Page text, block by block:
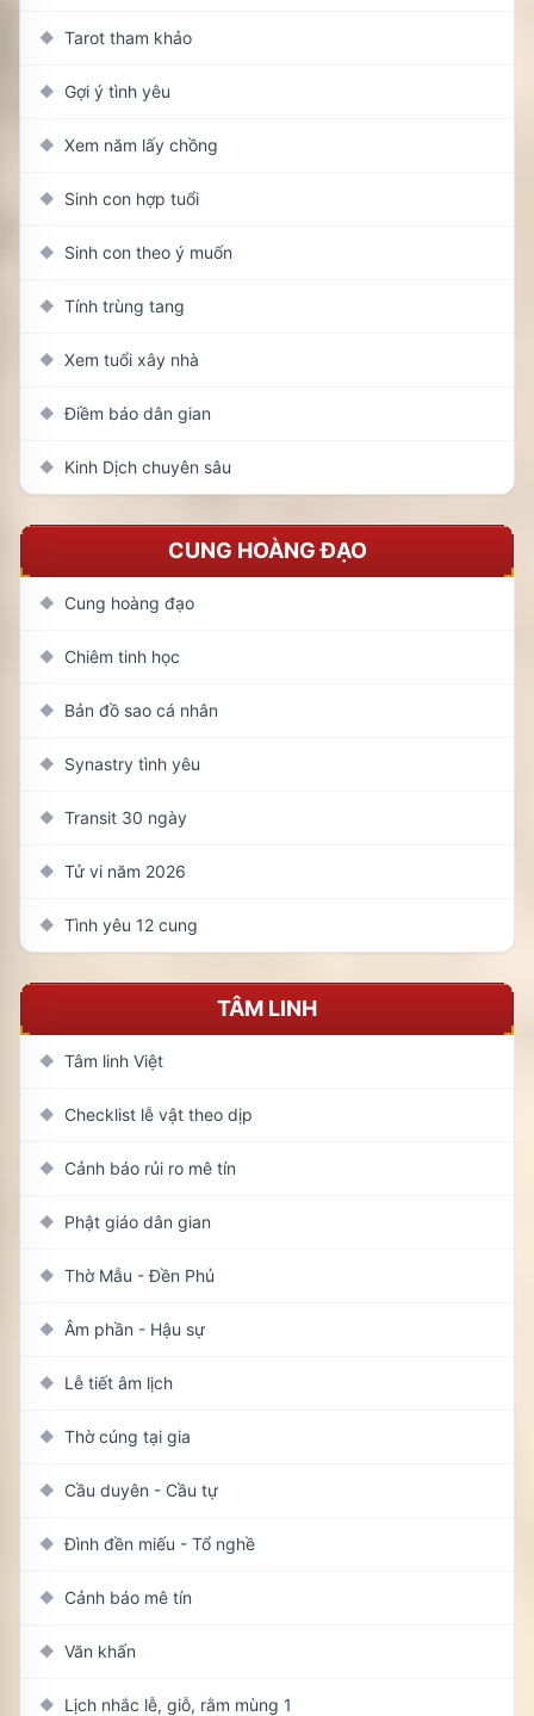
◆ Tarot tham khảo
◆ Gợi ý tình yêu
◆ Xem năm lấy chồng
◆ Sinh con hợp tuổi
◆ Sinh con theo ý muốn
◆ Tính trùng tang
◆ Xem tuổi xây nhà
◆ Điềm báo dân gian
◆ Kinh Dịch chuyên sâu
CUNG HOÀNG ĐẠO
◆ Cung hoàng đạo
◆ Chiêm tinh học
◆ Bản đồ sao cá nhân
◆ Synastry tình yêu
◆ Transit 30 ngày
◆ Tử vi năm 2026
◆ Tình yêu 12 cung
TÂM LINH
◆ Tâm linh Việt
◆ Checklist lễ vật theo dịp
◆ Cảnh báo rủi ro mê tín
◆ Phật giáo dân gian
◆ Thờ Mẫu - Đền Phủ
◆ Âm phần - Hậu sự
◆ Lễ tiết âm lịch
◆ Thờ cúng tại gia
◆ Cầu duyên - Cầu tự
◆ Đình đền miếu - Tổ nghề
◆ Cảnh báo mê tín
◆ Văn khấn
◆ Lịch nhắc lễ, giỗ, rằm mùng 1